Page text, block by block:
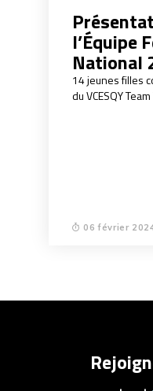
l’Équipe
National
14 jeunes filles
du VCESQY
06 février